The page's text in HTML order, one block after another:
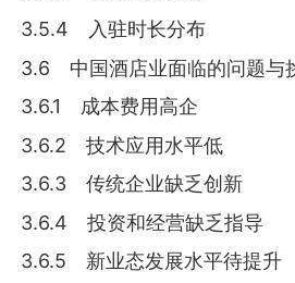
3.5.4 入驻时长分布
3.6 中国酒店业面临的问题与
3.6.1 成本费用高企
3.6.2 技术应用水平低
3.6.3 传统企业缺乏创新
3.6.4 投资和经营缺乏指导
3.6.5 新业态发展水平待提升